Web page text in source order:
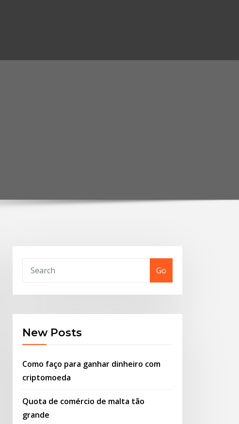
Go
New Posts
Como faço para ganhar dinheiro com
criptomoeda
Quota de comércio de malta tão
grande